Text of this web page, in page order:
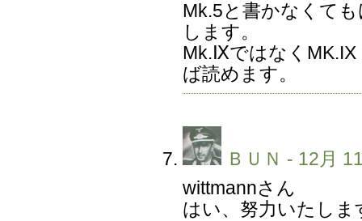
Mk.5と書かなくて
します。
Mk.ⅨではなくMK.IX
ば読めます。
ＢＵＮ - 12月
wittmannさん
はい、努力いたしま